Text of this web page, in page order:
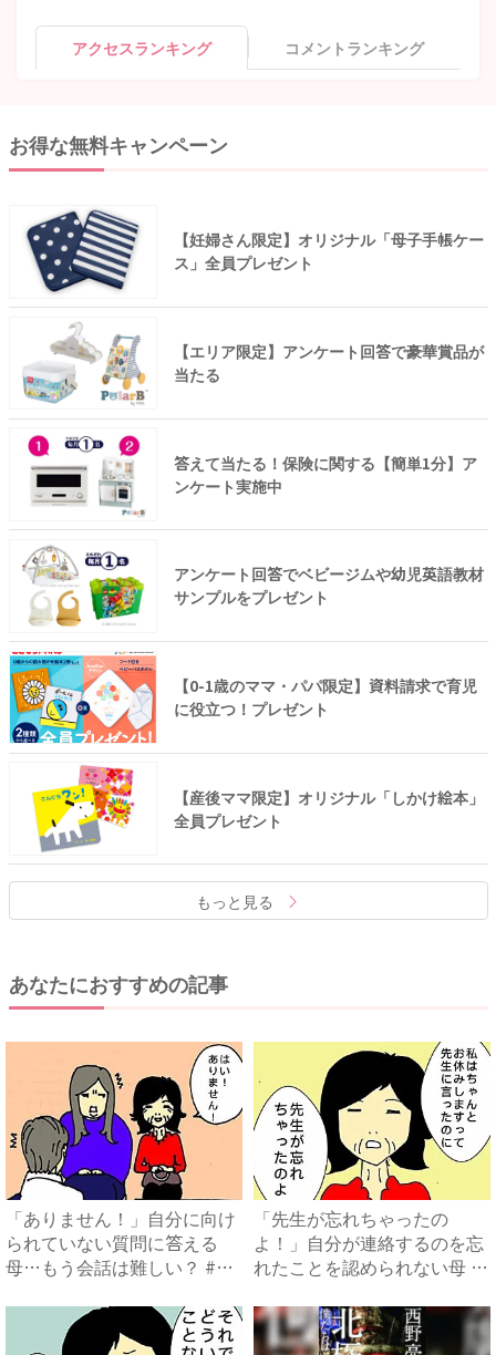
アクセスランキング コメントランキング
お得な無料キャンペーン
【妊婦さん限定】オリジナル「母子手帳ケー
ス」全員プレゼント
【エリア限定】アンケート回答で豪華賞品が
当たる
答えて当たる！保険に関する【簡単1分】ア
ンケート実施中
アンケート回答でベビージムや幼児英語教材
サンプルをプレゼント
【0-1歳のママ・パパ限定】資料請求で育児
に役立つ！プレゼント
【産後ママ限定】オリジナル「しかけ絵本」
全員プレゼント
もっと見る
あなたにおすすめの記事
「ありません！」自分に向け
られていない質問に答える
母…もう会話は難しい？ #母
「先生が忘れちゃったの
よ！」自分が連絡するのを忘
れたことを認められない母 #